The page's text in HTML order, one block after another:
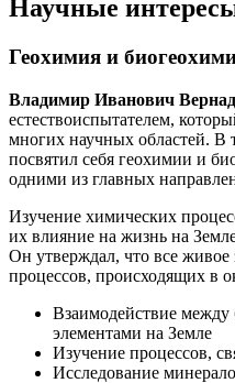
Научные
Геохимия и
Владимир Иванович
естествоиспытателем,
многих научных областей. В
посвятил себя геохимии и
одними из главных
Изучение химических
их влияние на жизнь на
Он утверждал, что все живое
процессов, происходящих в
Взаимодействие
элементами на Земле
Изучение процессов,
Исследование